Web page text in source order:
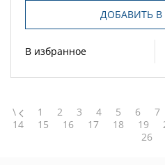
ДОБАВИТЬ
В избранное
\ 1 2 3 4 5 6 7
14
15 16 17 18 19
26